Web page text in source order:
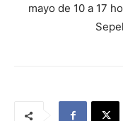
mayo de 10 a 17